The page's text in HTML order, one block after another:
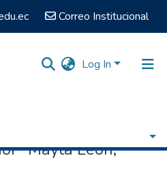
Correo Institucional
Log In
"Mayta León,